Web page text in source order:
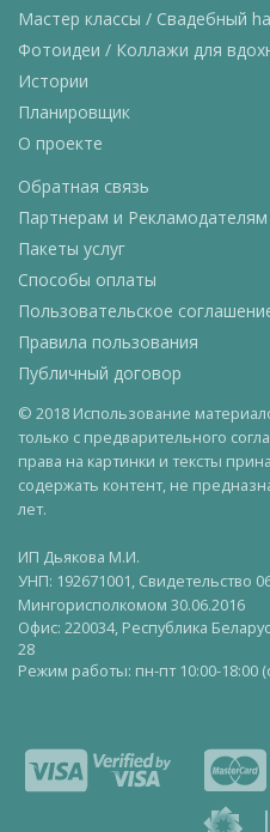
Мастер классы / Свадебный
Фотоидеи / Коллажи для
Истории
Планировщик
О проекте
Обратная связь
Партнерам и Рекламодателям
Пакеты услуг
Способы оплаты
Пользовательское
Правила пользования
Публичный договор
© 2018 Использование
только с предварительного
права на картинки и тексты
содержать контент, не
лет.
ИП Дьякова М.И.
УНП: 192671001, Свидетельство
Мингорисполкомом 30.06.2016
Офис: 220034, Республика
28
Режим работы: пн-пт 10:00-18:00